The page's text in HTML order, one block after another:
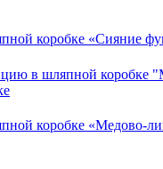
коробке «Сияние
коробке «Медово-